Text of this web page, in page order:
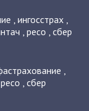
,ингосстрах ,
,ресо ,сбер
,
ресо ,сбер